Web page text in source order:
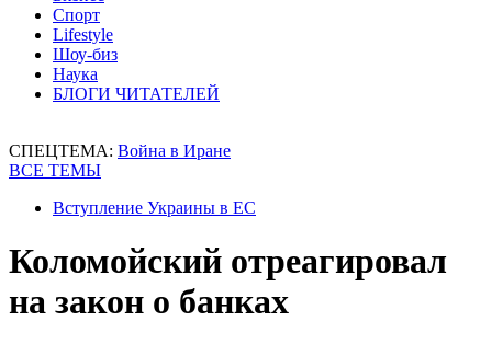
Спорт
Lifestyle
Шоу-биз
Наука
БЛОГИ ЧИТАТЕЛЕЙ
СПЕЦТЕМА: Война в Иране
ВСЕ ТЕМЫ
Вступление Украины в ЕС
Коломойский отреагировал
на закон о банках